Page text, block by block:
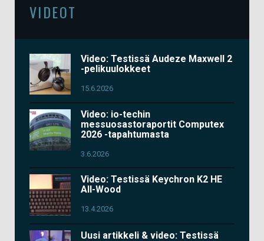
VIDEOT
Video: Testissä Audeze Maxwell 2
-pelikuulokkeet
15.6.2026
Video: io-techin
messuosastoraportit Computex
2026 -tapahtumasta
3.6.2026
Video: Testissä Keychron K2 HE
All-Wood
13.4.2026
Uusi artikkeli & video: Testissä